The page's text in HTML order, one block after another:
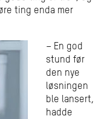
ting enda mer
– En god
stund før
den nye
løsningen
ble lansert,
hadde